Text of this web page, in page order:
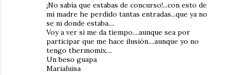
¡No sabía que estabas de concurso!...con esto de
mi madre he perdido tantas entradas...que ya no
se ni donde estaba....
Voy a ver si me da tiempo....aunque sea por
participar que me hace ilusión....aunque yo no
tengo thermomix....
Un beso guapa
Marialuisa